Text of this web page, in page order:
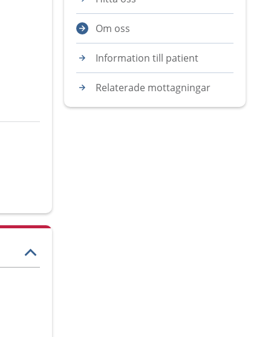
Om oss
Information till patient
Relaterade mottagningar